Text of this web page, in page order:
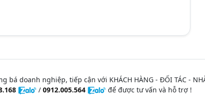
bá doanh nghiệp, tiếp cận với KHÁCH HÀNG - ĐỐI TÁC -
/ 0912.005.564 để được tư vấn và hỗ trợ !